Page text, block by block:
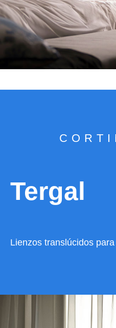
Tergal
Lienzos translúcidos